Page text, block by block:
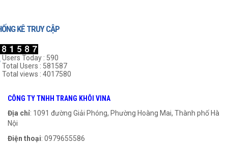
KÊ TRUY CẬP
Users Today : 590
Total Users : 581587
Total views : 4017580
CÔNG TY TNHH TRANG KHÔI VINA
Địa chỉ: 1091 đường Giải Phóng, Phường Hoàng Mai, Thành phố Hà
Nội
Điện thoại: 0979655586